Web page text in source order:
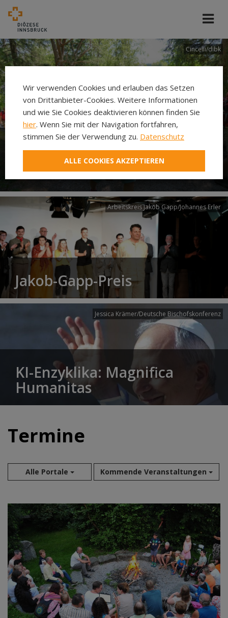
Cincelli/dibk
Neuer Pilgerweg Via
Laudato si’
Arbeitskreis Jakob Gapp/Johannes Erler
Jakob-Gapp-Preis
Jessica Krämer/Deutsche Bischofskonferenz
KI-Enzyklika: Magnifica
Humanitas
Termine
Alle Portale Kommende Veranstaltungen
Aug 2026
Sep 2026
Okt 2026
Nov 2026
Dez 2026
Jan 2027
Feb 2027
Mär 2027
Apr 2027
Wir verwenden Cookies und erlauben das Setzen
von Drittanbieter-Cookies. Weitere Informationen
und wie Sie Cookies deaktivieren können finden Sie
hier. Wenn Sie mit der Navigation fortfahren,
stimmen Sie der Verwendung zu. Datenschutz
ALLE COOKIES AKZEPTIEREN